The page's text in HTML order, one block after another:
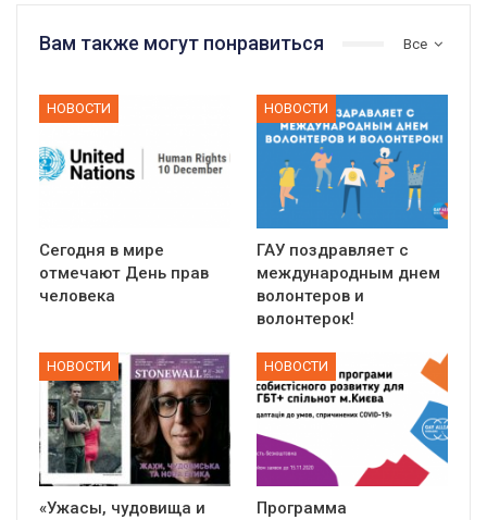
Все
Вам также могут понравиться
НОВОСТИ
Сегодня в мире
отмечают День прав
человека
НОВОСТИ
ГАУ поздравляет с
международным днем
волонтеров и
волонтерок!
НОВОСТИ
«Ужасы, чудовища и
НОВОСТИ
Программа